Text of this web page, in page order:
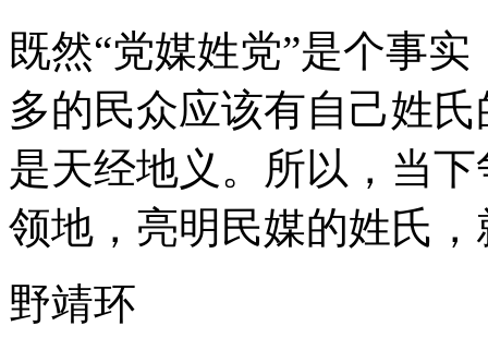
既然“党媒姓党”是个事
多的民众应该有自己姓
是天经地义。所以，当
领地，亮明民媒的姓氏
野靖环